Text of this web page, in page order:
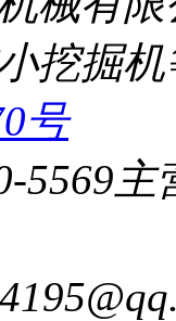
挖掘
号
5569 主